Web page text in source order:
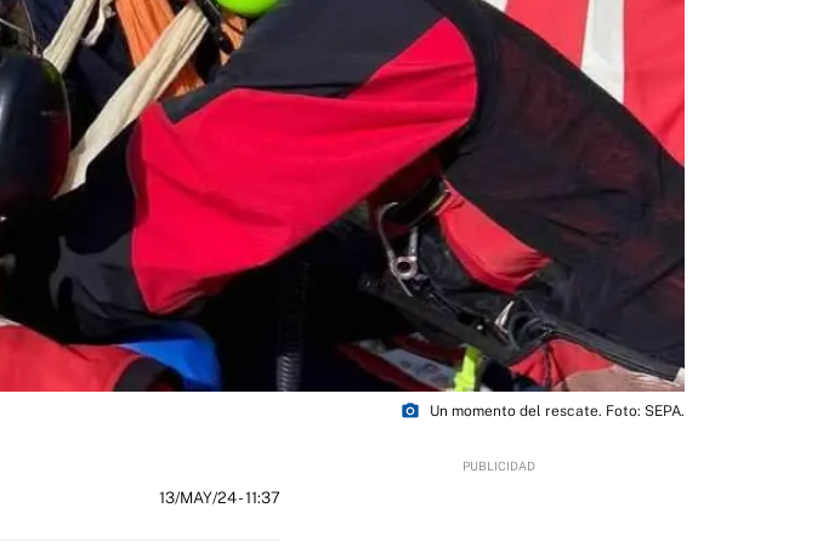
photo_camera Un momento del rescate. Foto: SEPA.
13/MAY/24- 11:37